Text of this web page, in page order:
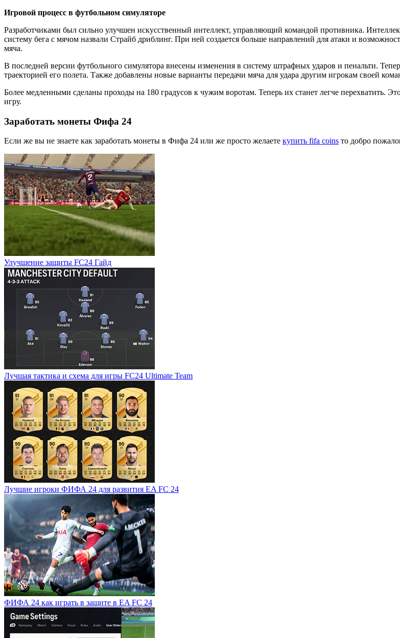
Игровой процесс в футбольном симуляторе
Разработчиками был сильно улучшен искусственный интеллект, управляющий командой противника.
систему бега с мячом назвали Страйб дриблинг. При ней создается больше направлений для атаки и
мяча.
В последней версии футбольного симулятора внесены изменения в систему штрафных ударов и пенальти.
траекторией его полета. Также добавлены новые варианты передачи мяча для удара другим игрокам своей
Более медленными сделаны проходы на 180 градусов к чужим воротам. Теперь их станет легче перехватить.
игру.
Заработать монеты Фифа 24
Если же вы не знаете как заработать монеты в Фифа 24 или же просто желаете купить fifa coins то добро
Улучшение защиты FC24 Гайд
Лучшая тактика и схема для игры FC24 Ultimate Team
Лучшие игроки ФИФА 24 для развития EA FC 24
ФИФА 24 как играть в защите в EA FC 24